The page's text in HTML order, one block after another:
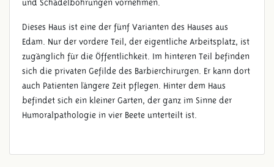
und Schädelbohrungen vornehmen.
Dieses Haus ist eine der fünf Varianten des Hauses aus
Edam. Nur der vordere Teil, der eigentliche Arbeitsplatz, ist
zugänglich für die Öffentlichkeit. Im hinteren Teil befinden
sich die privaten Gefilde des Barbierchirurgen. Er kann dort
auch Patienten längere Zeit pflegen. Hinter dem Haus
befindet sich ein kleiner Garten, der ganz im Sinne der
Humoralpathologie in vier Beete unterteilt ist.